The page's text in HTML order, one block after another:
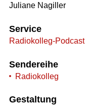
Juliane Nagiller
Service
Radiokolleg-Podcast
Sendereihe
Radiokolleg
Gestaltung